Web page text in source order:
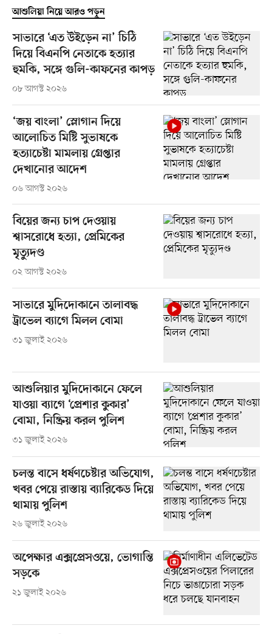
আশুলিয়া নিয়ে আরও পড়ুন
সাভারে ‘এত উইড়েন না’ চিঠি
দিয়ে বিএনপি নেতাকে হত্যার
হুমকি, সঙ্গে গুলি-কাফনের কাপড়
০৮ আগস্ট ২০২৬
‘জয় বাংলা’ স্লোগান দিয়ে
আলোচিত মিষ্টি সুভাষকে
হত্যাচেষ্টা মামলায় গ্রেপ্তার
দেখানোর আদেশ
০৬ আগস্ট ২০২৬
বিয়ের জন্য চাপ দেওয়ায়
শ্বাসরোধে হত্যা, প্রেমিকের
মৃত্যুদণ্ড
০২ আগস্ট ২০২৬
সাভারে মুদিদোকানে তালাবদ্ধ
ট্রাভেল ব্যাগে মিলল বোমা
৩১ জুলাই ২০২৬
আশুলিয়ার মুদিদোকানে ফেলে
যাওয়া ব্যাগে ‘প্রেশার কুকার’
বোমা, নিষ্ক্রিয় করল পুলিশ
৩১ জুলাই ২০২৬
চলন্ত বাসে ধর্ষণচেষ্টার অভিযোগ,
খবর পেয়ে রাস্তায় ব্যারিকেড দিয়ে
থামায় পুলিশ
২৬ জুলাই ২০২৬
অপেক্ষার এক্সপ্রেসওয়ে, ভোগান্তি
সড়কে
২১ জুলাই ২০২৬